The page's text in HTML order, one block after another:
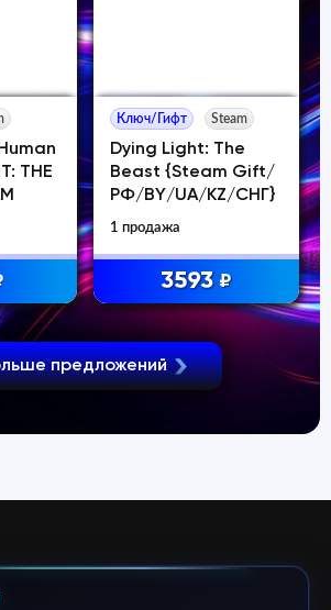
THE
Ключ/Гифт Steam
Dying Light: The
Beast {Steam Gift/
РФ/BY/UA/KZ/СНГ}
1 продажа
3593 ₽
предложений